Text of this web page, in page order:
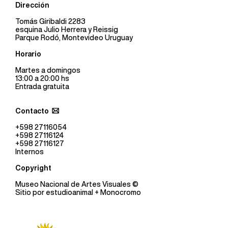
Dirección
Tomás Giribaldi 2283
esquina Julio Herrera y Reissig
Parque Rodó, Montevideo Uruguay
Horario
Martes a domingos
13:00 a 20:00 hs
Entrada gratuita
Contacto
+598 27116054
+598 27116124
+598 27116127
Internos
Copyright
Museo Nacional de Artes Visuales ©
Sitio por estudioanimal + Monocromo